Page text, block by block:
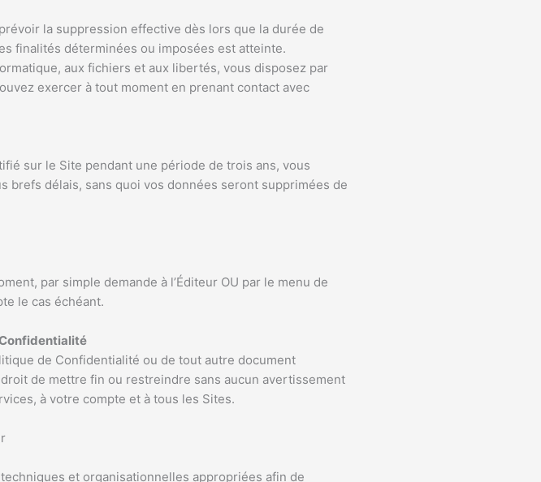
la suppression effective dès lors que la durée de
finalités déterminées ou imposées est atteinte.
aux fichiers et aux libertés, vous disposez par
exercer à tout moment en prenant contact avec
sur le Site pendant une période de trois ans, vous
brefs délais, sans quoi vos données seront supprimées de
par simple demande à l’Éditeur OU par le menu de
le cas échéant.
de Confidentialité ou de tout autre document
de mettre fin ou restreindre sans aucun avertissement
à votre compte et à tous les Sites.
et organisationnelles appropriées afin de